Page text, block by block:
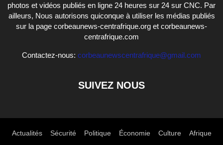
photos et vidéos publiés en ligne 24 heures sur 24 sur CNC. Par
ailleurs, Nous autorisons quiconque à utiliser les médias publiés
sur la page corbeaunews-centrafrique.org et corbeaunews-
centrafrique.com
Contactez-nous: corbeaunewscentrafrique@gmail.com
SUIVEZ NOUS
Actualités Sécurité Politique Économie Culture Afrique